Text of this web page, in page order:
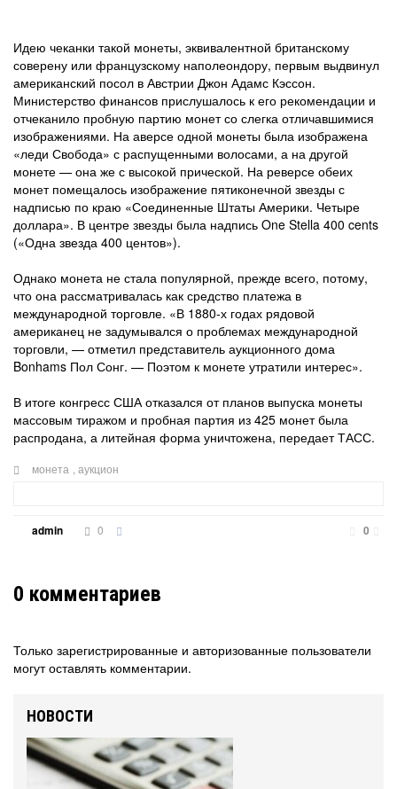
Идею чеканки такой монеты, эквивалентной британскому
соверену или французскому наполеондору, первым выдвинул
американский посол в Австрии Джон Адамс Кэссон.
Министерство финансов прислушалось к его рекомендации и
отчеканило пробную партию монет со слегка отличавшимися
изображениями. На аверсе одной монеты была изображена
«леди Свобода» с распущенными волосами, а на другой
монете — она же с высокой прической. На реверсе обеих
монет помещалось изображение пятиконечной звезды с
надписью по краю «Соединенные Штаты Америки. Четыре
доллара». В центре звезды была надпись One Stella 400 cents
(«Одна звезда 400 центов»).
Однако монета не стала популярной, прежде всего, потому,
что она рассматривалась как средство платежа в
международной торговле. «В 1880-х годах рядовой
американец не задумывался о проблемах международной
торговли, — отметил представитель аукционного дома
Bonhams Пол Сонг. — Поэтом к монете утратили интерес».
В итоге конгресс США отказался от планов выпуска монеты
массовым тиражом и пробная партия из 425 монет была
распродана, а литейная форма уничтожена, передает ТАСС.
монета аукцион
admin 0 0
0 комментариев
Только зарегистрированные и авторизованные пользователи
могут оставлять комментарии.
НОВОСТИ